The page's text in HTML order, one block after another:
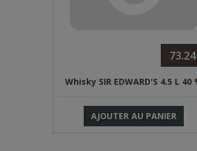
Whisky SIR EDWARD'S 4.5 L 40
AJOUTER AU PANIER